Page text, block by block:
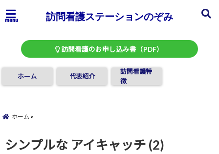
menu 訪問看護ステーションのぞみ
訪問看護のお申し込み書（PDF）
ホーム 代表紹介
訪問看護特
徴
ホーム
シンプルな アイキャッチ (2)